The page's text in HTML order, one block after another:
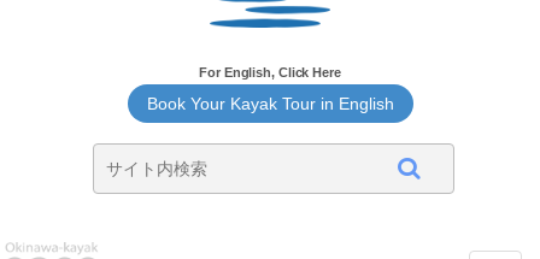
For English, Click Here
Book Your Kayak Tour in English